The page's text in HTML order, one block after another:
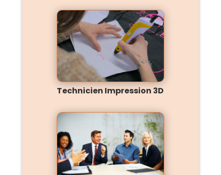
Technicien Impression 3D